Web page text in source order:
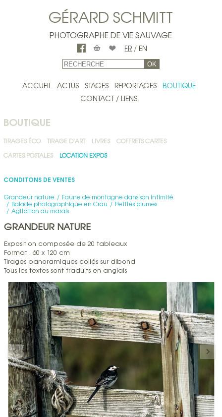
GÉRARD SCHMITT
PHOTOGRAPHE DE VIE SAUVAGE
FR / EN
OK
ACCUEIL ACTUS STAGES REPORTAGES
BOUTIQUE
CONTACT / LIENS
BOUTIQUE
TIRAGES ÉCO TIRAGE D'ART LIVRES
COFFRETS CARTES
CARTES POSTALES
LOCATION EXPOS
CONDITONS DE VENTES
Grandeur nature Faune de montagne dans son intimité
Balade photographique en Crau Petites plumes
Agitation au marais
GRANDEUR NATURE
Exposition composée de 20 tableaux
Format : 60 x 120 cm
Tirages panoramiques collés sur dibond
Tous les textes sont traduits en anglais